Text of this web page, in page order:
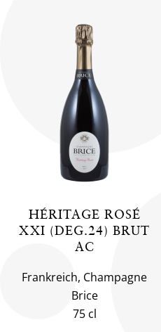
HÉRITAGE ROSÉ
XXI (DEG.24) BRUT
AC
Frankreich, Champagne
Brice
75 cl